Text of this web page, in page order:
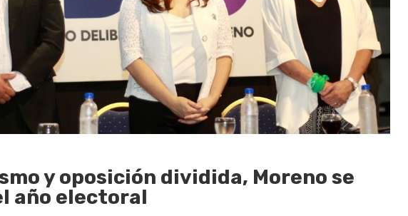
y oposición dividida, Moreno se
año electoral